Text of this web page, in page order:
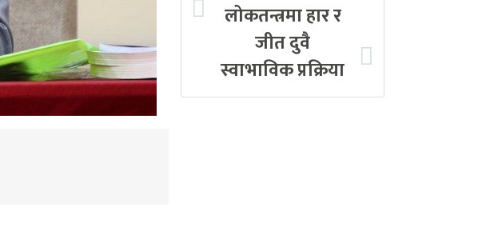
लोकतन्त्रमा हार र
जीत दुवै
स्वाभाविक प्रक्रिया